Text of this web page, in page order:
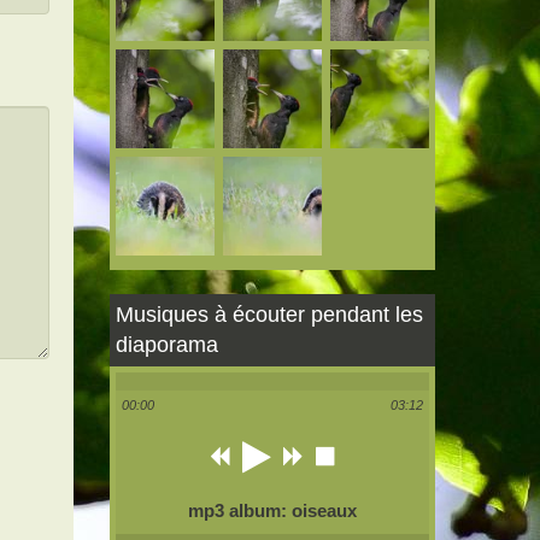
Musiques à écouter pendant les
diaporama
00:00 03:12
mp3 album: oiseaux